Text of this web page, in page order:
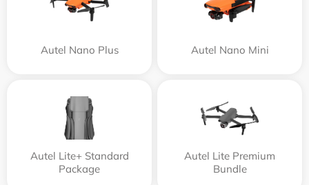
Autel Nano Plus Autel Nano Mini
Autel Lite+ Standard
Package
Autel Lite Premium
Bundle